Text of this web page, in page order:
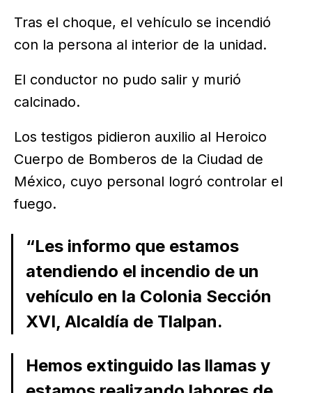
Tras el choque, el vehículo se incendió
con la persona al interior de la unidad.
El conductor no pudo salir y murió
calcinado.
Los testigos pidieron auxilio al Heroico
Cuerpo de Bomberos de la Ciudad de
México, cuyo personal logró controlar el
fuego.
“Les informo que estamos
atendiendo el incendio de un
vehículo en la Colonia Sección
XVI, Alcaldía de Tlalpan.
Hemos extinguido las llamas y